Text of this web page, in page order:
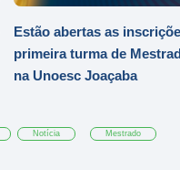
Estão abertas as
primeira turma de
na Unoesc Joaçaba
Notícia Mestrado